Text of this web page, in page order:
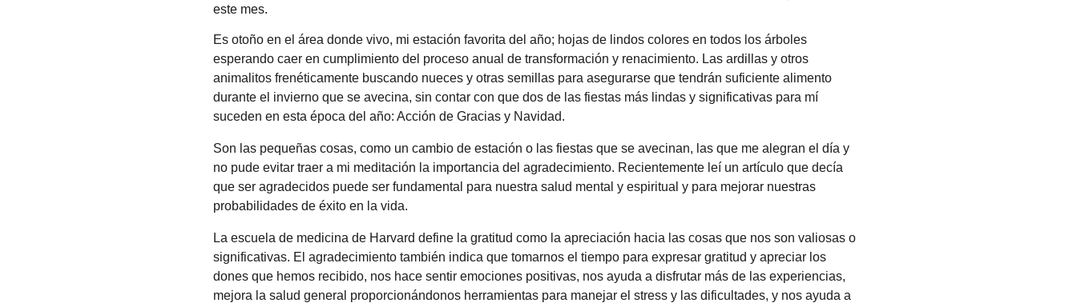
este mes.
Es otoño en el área donde vivo, mi estación favorita del año; hojas de lindos colores en todos los árboles
esperando caer en cumplimiento del proceso anual de transformación y renacimiento. Las ardillas y otros
animalitos frenéticamente buscando nueces y otras semillas para asegurarse que tendrán suficiente alimento
durante el invierno que se avecina, sin contar con que dos de las fiestas más lindas y significativas para mí
suceden en esta época del año: Acción de Gracias y Navidad.
Son las pequeñas cosas, como un cambio de estación o las fiestas que se avecinan, las que me alegran el día y
no pude evitar traer a mi meditación la importancia del agradecimiento. Recientemente leí un artículo que decía
que ser agradecidos puede ser fundamental para nuestra salud mental y espiritual y para mejorar nuestras
probabilidades de éxito en la vida.
La escuela de medicina de Harvard define la gratitud como la apreciación hacia las cosas que nos son valiosas o
significativas. El agradecimiento también indica que tomarnos el tiempo para expresar gratitud y apreciar los
dones que hemos recibido, nos hace sentir emociones positivas, nos ayuda a disfrutar más de las experiencias,
mejora la salud general proporcionándonos herramientas para manejar el stress y las dificultades, y nos ayuda a